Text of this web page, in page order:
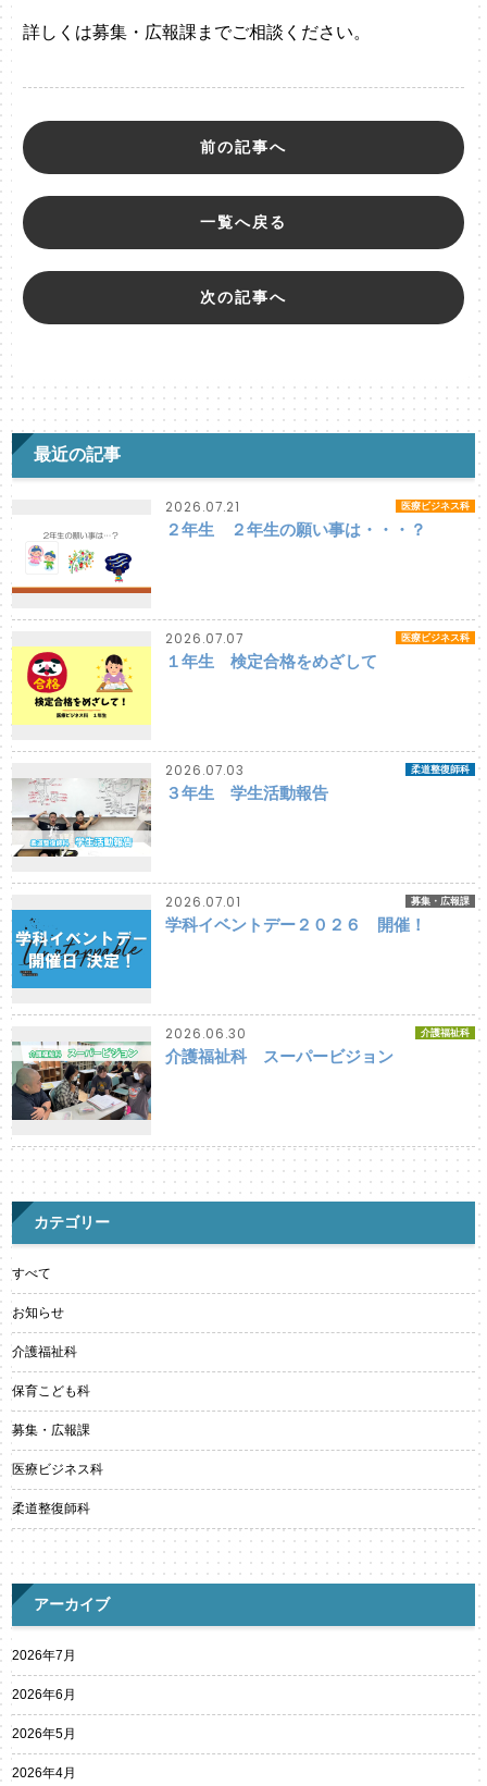
詳しくは募集・広報課までご相談ください。
前の記事へ
一覧へ戻る
次の記事へ
最近の記事
2026.07.21 医療ビジネス科
２年生 ２年生の願い事は・・・？
2026.07.07 医療ビジネス科
１年生 検定合格をめざして
2026.07.03 柔道整復師科
３年生 学生活動報告
2026.07.01 募集・広報課
学科イベントデー２０２６ 開催！
2026.06.30 介護福祉科
介護福祉科 スーパービジョン
カテゴリー
すべて
お知らせ
介護福祉科
保育こども科
募集・広報課
医療ビジネス科
柔道整復師科
アーカイブ
2026年7月
2026年6月
2026年5月
2026年4月